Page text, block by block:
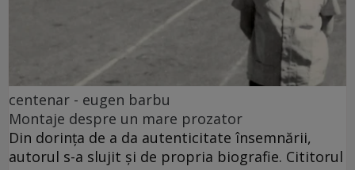
centenar - eugen barbu
Montaje despre un mare prozator
Din dorința de a da autenticitate însemnării,
autorul s-a slujit și de propria biografie. Cititorul